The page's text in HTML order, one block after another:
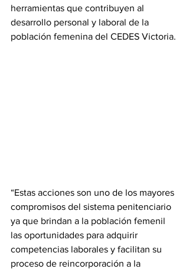
herramientas que contribuyen al
desarrollo personal y laboral de la
población femenina del CEDES Victoria.
“Estas acciones son uno de los mayores
compromisos del sistema penitenciario
ya que brindan a la población femenil
las oportunidades para adquirir
competencias laborales y facilitan su
proceso de reincorporación a la